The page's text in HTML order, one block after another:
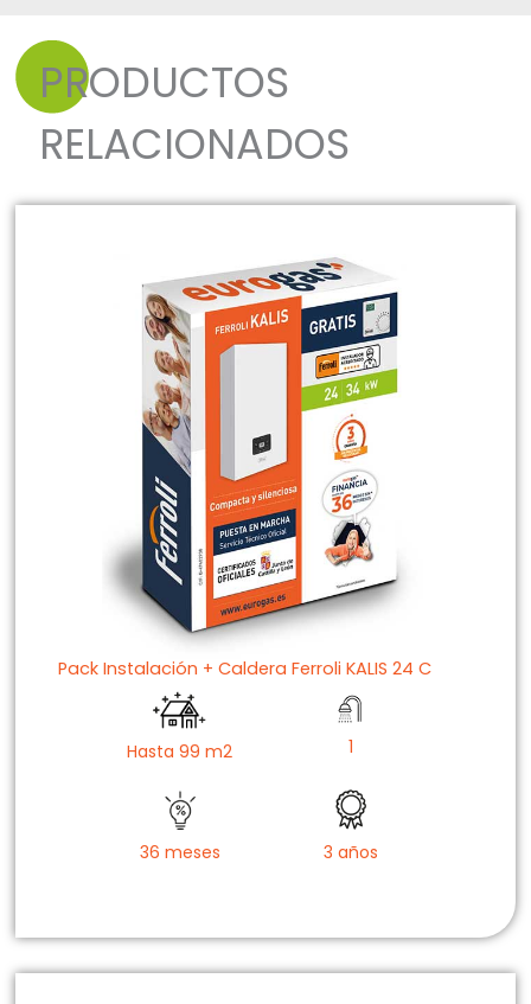
PRODUCTOS
RELACIONADOS
Pack Instalación + Caldera Ferroli KALIS 24 C
Hasta 99 m2 1
36 meses 3 años